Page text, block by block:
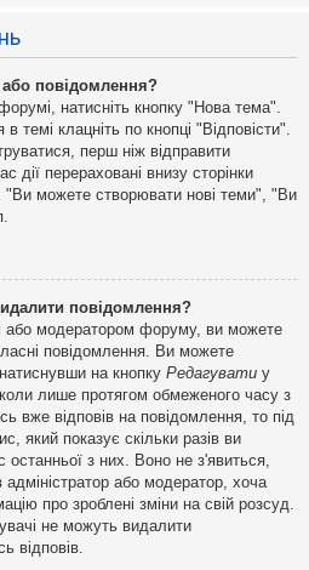
повідомлення?
натисніть кнопку "Нова тема".
темі клацніть по кнопці "Відповісти".
перш ніж відправити
дії перераховані внизу сторінки
можете створювати нові теми", "Ви
повідомлення?
або модератором форуму, ви можете
повідомлення. Ви можете
на кнопку Редагувати у
лише протягом обмеженого часу з
вже відповів на повідомлення, то під
який показує скільки разів ви
останньої з них. Воно не з'явиться,
або модератор, хоча
про зроблені зміни на свій розсуд.
не можуть видалити
відповів.